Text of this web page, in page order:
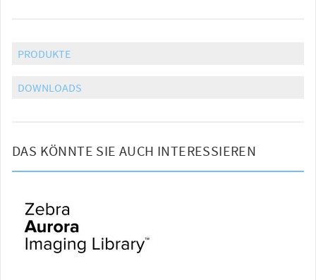
PRODUKTE
DOWNLOADS
DAS KÖNNTE SIE AUCH INTERESSIEREN